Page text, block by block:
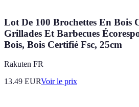
Lot De 100 Brochettes En Bois
Grillades Et Barbecues
Bois, Bois Certifié Fsc, 25cm
Rakuten FR
13.49 EURVoir le prix